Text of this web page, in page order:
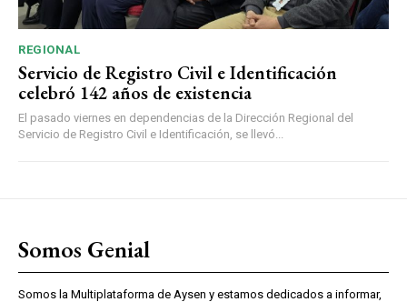
REGIONAL
Servicio de Registro Civil e Identificación
celebró 142 años de existencia
El pasado viernes en dependencias de la Dirección Regional del
Servicio de Registro Civil e Identificación, se llevó...
Somos Genial
Somos la Multiplataforma de Aysen y estamos dedicados a informar,